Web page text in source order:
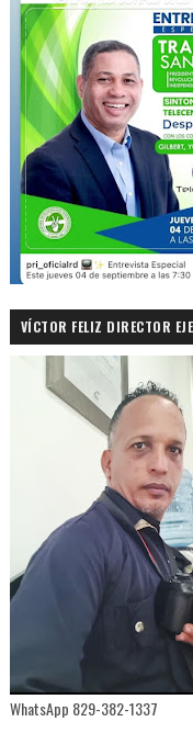
VÍCTOR FELIZ DIRECTOR
WhatsApp 829-382-1337